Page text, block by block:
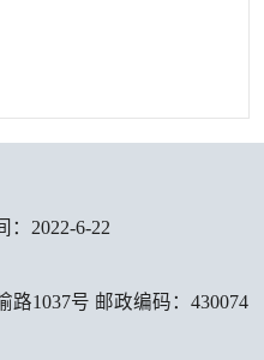
： 2022-6-22
1037号 邮政编码：430074